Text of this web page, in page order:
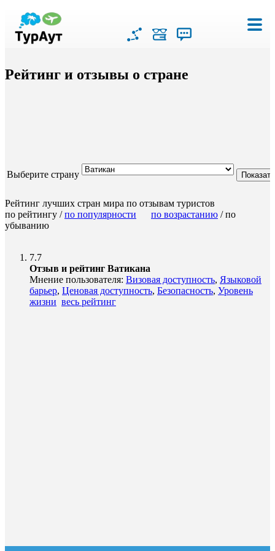
Рейтинг и отзывы о стране
Выберите страну
Рейтинг лучших стран мира по отзывам туристов
по рейтингу /по популярности по возрастанию / по
убыванию
7.7
Отзыв и рейтинг Ватикана
Мнение пользователя: Визовая доступность, Языковой
барьер, Ценовая доступность, Безопасность, Уровень
жизни весь рейтинг